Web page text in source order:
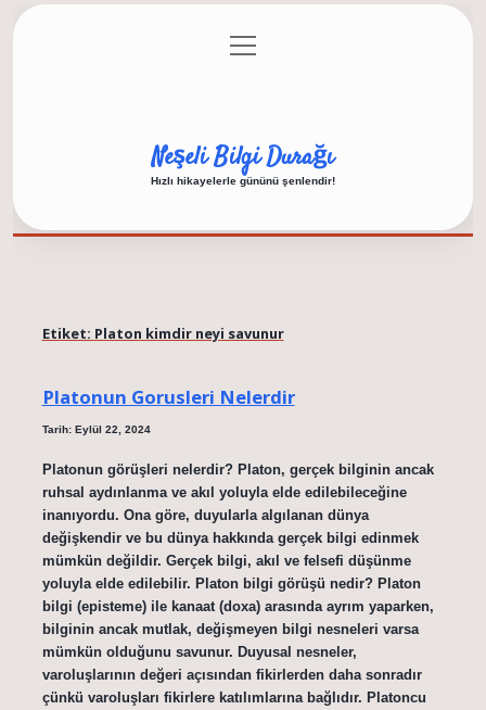
Gizlilik Politikası
menüyü
aç
Neşeli Bilgi Durağı
Hızlı hikayelerle gününü şenlendir!
Etiket: Platon kimdir neyi savunur
Platonun Gorusleri Nelerdir
Tarih: Eylül 22, 2024
Platonun görüşleri nelerdir? Platon, gerçek bilginin ancak
ruhsal aydınlanma ve akıl yoluyla elde edilebileceğine
inanıyordu. Ona göre, duyularla algılanan dünya
değişkendir ve bu dünya hakkında gerçek bilgi edinmek
mümkün değildir. Gerçek bilgi, akıl ve felsefi düşünme
yoluyla elde edilebilir. Platon bilgi görüşü nedir? Platon
bilgi (episteme) ile kanaat (doxa) arasında ayrım yaparken,
bilginin ancak mutlak, değişmeyen bilgi nesneleri varsa
mümkün olduğunu savunur. Duyusal nesneler,
varoluşlarının değeri açısından fikirlerden daha sonradır
çünkü varoluşları fikirlere katılımlarına bağlıdır. Platoncu